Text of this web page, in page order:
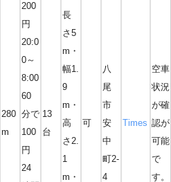
280
m
200
円
20:0
0～
8:00
60
分で
100
円
24
13
台
長
さ5
m・
幅1.
9
m・
高
さ2.
1
m・
可
八
尾
市
安
中
町2-
4
Times
空車
状況
が確
認が
可能
で
す。